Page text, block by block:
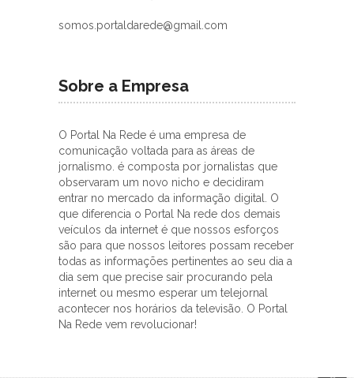
somos.portaldarede@gmail.com
Sobre a Empresa
O Portal Na Rede é uma empresa de
comunicação voltada para as áreas de
jornalismo. é composta por jornalistas que
observaram um novo nicho e decidiram
entrar no mercado da informação digital. O
que diferencia o Portal Na rede dos demais
veículos da internet é que nossos esforços
são para que nossos leitores possam receber
todas as informações pertinentes ao seu dia a
dia sem que precise sair procurando pela
internet ou mesmo esperar um telejornal
acontecer nos horários da televisão. O Portal
Na Rede vem revolucionar!